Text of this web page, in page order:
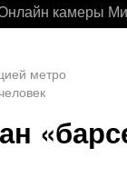
камеры
метро